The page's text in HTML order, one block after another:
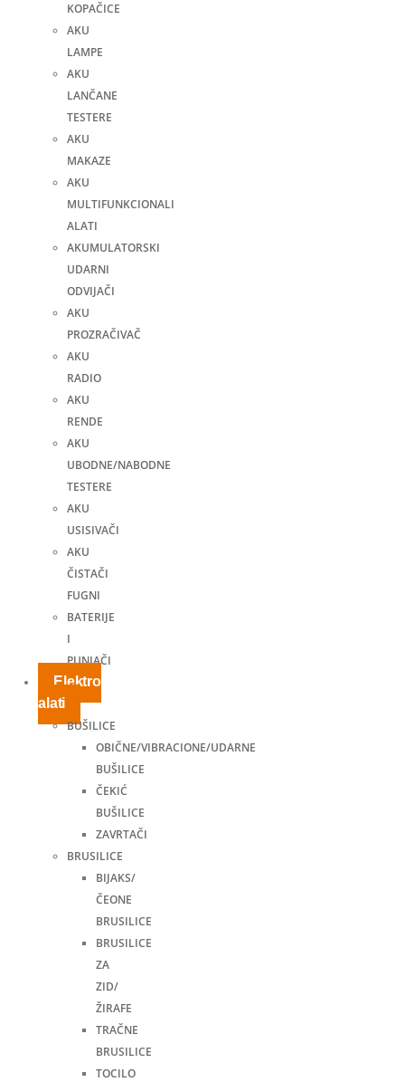
KOPAČICE
AKU
LAMPE
AKU
LANČANE
TESTERE
AKU
MAKAZE
AKU
MULTIFUNKCIONALI
ALATI
AKUMULATORSKI
UDARNI
ODVIJAČI
AKU
PROZRAČIVAČ
AKU
RADIO
AKU
RENDE
AKU
UBODNE/NABODNE
TESTERE
AKU
USISIVAČI
AKU
ČISTAČI
FUGNI
BATERIJE
I
PUNJAČI
Elektro
alati
BUŠILICE
OBIČNE/VIBRACIONE/UDARNE
BUŠILICE
ČEKIĆ
BUŠILICE
ZAVRTAČI
BRUSILICE
BIJAKS/
ČEONE
BRUSILICE
BRUSILICE
ZA
ZID/
ŽIRAFE
TRAČNE
BRUSILICE
TOCILO